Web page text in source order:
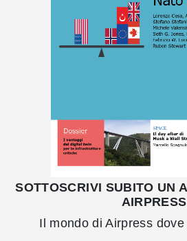
SOTTOSCRIVI SUBITO UN
AIRPRESS
Il mondo di Airpress